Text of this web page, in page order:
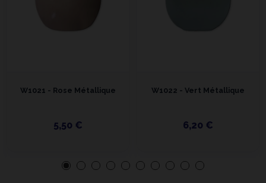
W1021 - Rose Métallique
5,50 €
W1022 - Vert Métallique
6,20 €